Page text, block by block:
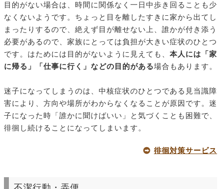
目的がない場合は、時間に関係なく一日中歩き回ることも少
なくないようです。ちょっと目を離したすきに家から出てし
まったりするので、絶えず目が離せない上、誰かが付き添う
必要があるので、家族にとっては負担が大きい症状のひとつ
です。はためには目的がないように見えても、 本人には「家
に帰る」「仕事に行く」などの目的がある場合もあります。
迷子になってしまうのは、中核症状のひとつである見当識障
害により、方向や場所がわからなくなることが原因です。迷
子になった時「誰かに聞けばいい」と気づくことも困難で、
徘徊し続けることになってしまいます。
徘徊対策サービス